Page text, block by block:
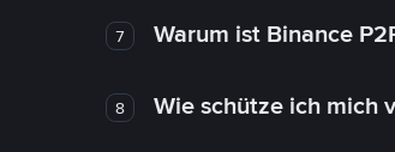
7 Warum ist Binance
8 Wie schütze ich mich